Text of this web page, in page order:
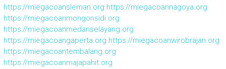
https://miegacoansleman.org https://miegacoannagoya.org
https://miegacoanmongonsidi.org
https://miegacoanmedanselayang.org
https://miegacoangaperta.org https://miegacoanwirobrajan.org
https://miegacoantembalang.org
https://miegacoanmajapahit.org